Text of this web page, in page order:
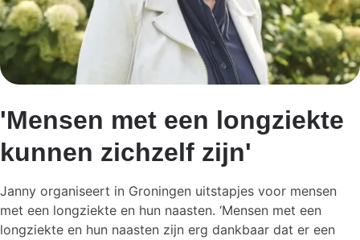
'Mensen met een longziekte
kunnen zichzelf zijn'
Janny organiseert in Groningen uitstapjes voor mensen
met een longziekte en hun naasten. ‘Mensen met een
longziekte en hun naasten zijn erg dankbaar dat er een